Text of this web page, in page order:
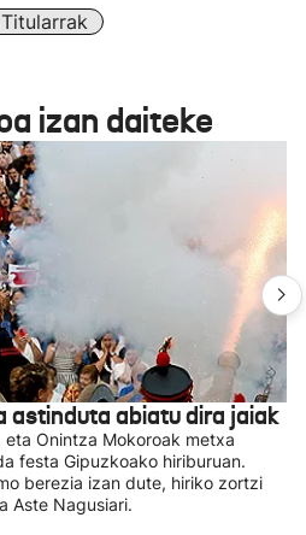
izan daiteke
astinduta abiatu dira jaiak
Onintza Mokoroak metxa
festa Gipuzkoako hiriburuan.
berezia izan dute, hiriko zortzi
Aste Nagusiari.